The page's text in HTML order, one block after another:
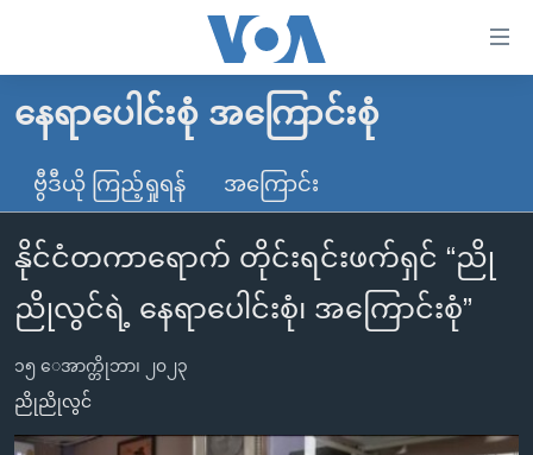
လွယ်ကူ
သည့်
Link
များ
ပင်မ
သို့
ကျော်
ကြည့်
မူလစာမျက်နှာ
မြန်မာ
ကမ္ဘာ့သတင်းများ
နိုင်ငံတကာ
အမေရိကန်
အစ္စရေး-ပါလက်စတိုင်း
ဗွီဒီယို
သတင်းလွတ်လပ်ခွင့်
ရပ်ဝန်းတခု လမ်းတခု အလွန်
အင်္ဂလိပ်စာလေ့လာမယ်
နေရာပေါင်းစုံ အကြောင်းစုံ
ဗွီဒီယို ကြည့်ရှုရန် အကြောင်း
နိုင်ငံတကာရောက် တိုင်းရင်းဖက်ရှင် “ညို
ညိုလွင်ရဲ့ နေရာပေါင်းစုံ၊ အကြောင်းစုံ”
၁၅ ေအာက္တိုဘာ၊ ၂၀၂၃
ညိုညိုလွင်